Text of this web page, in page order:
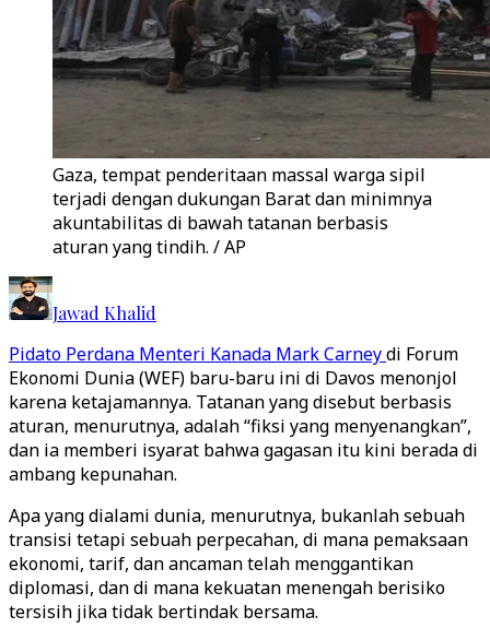
Gaza, tempat penderitaan massal warga sipil
terjadi dengan dukungan Barat dan minimnya
akuntabilitas di bawah tatanan berbasis
aturan yang tindih. / AP
Jawad Khalid
Pidato Perdana Menteri Kanada Mark Carneydi Forum
Ekonomi Dunia (WEF) baru-baru ini di Davos menonjol
karena ketajamannya. Tatanan yang disebut berbasis
aturan, menurutnya, adalah “fiksi yang menyenangkan”,
dan ia memberi isyarat bahwa gagasan itu kini berada di
ambang kepunahan.
Apa yang dialami dunia, menurutnya, bukanlah sebuah
transisi tetapi sebuah perpecahan, di mana pemaksaan
ekonomi, tarif, dan ancaman telah menggantikan
diplomasi, dan di mana kekuatan menengah berisiko
tersisih jika tidak bertindak bersama.